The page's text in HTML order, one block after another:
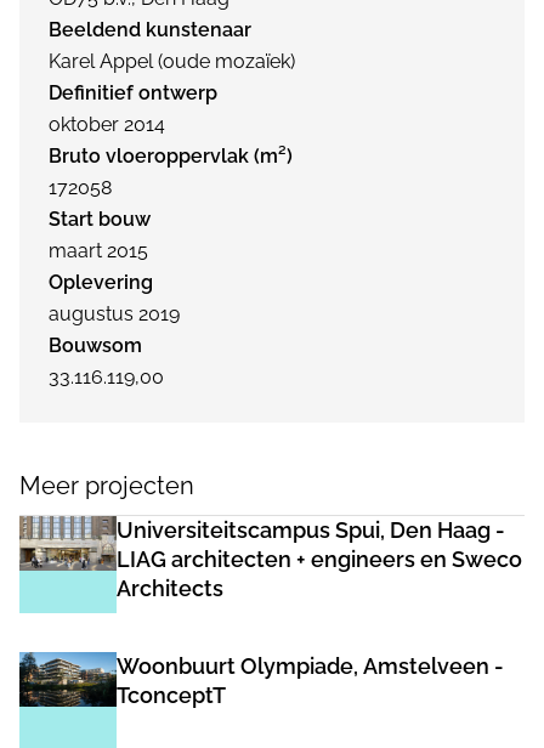
Beeldend kunstenaar
Karel Appel (oude mozaïek)
Definitief ontwerp
oktober 2014
Bruto vloeroppervlak (m²)
172058
Start bouw
maart 2015
Oplevering
augustus 2019
Bouwsom
33.116.119,00
Meer projecten
Universiteitscampus Spui, Den Haag -
LIAG architecten + engineers en Sweco
Architects
Woonbuurt Olympiade, Amstelveen -
TconceptT